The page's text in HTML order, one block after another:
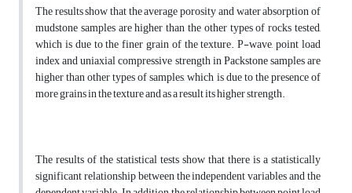
The results show that the average porosity and water absorption of
mudstone samples are higher than the other types of rocks tested,
which is due to the finer grain of the texture. P-wave, point load
index and uniaxial compressive strength in Packstone samples are
higher than other types of samples, which is due to the presence of
more grains in the texture and as a result its higher strength.
The results of the statistical tests show that there is a statistically
significant relationship between the independent variables and the